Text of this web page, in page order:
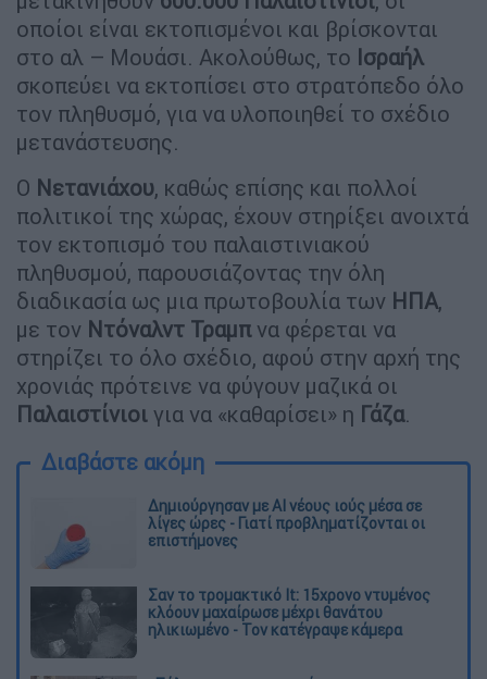
οποίοι είναι εκτοπισμένοι και βρίσκονται
στο αλ – Μουάσι. Ακολούθως, το Ισραήλ
σκοπεύει να εκτοπίσει στο στρατόπεδο όλο
τον πληθυσμό, για να υλοποιηθεί το σχέδιο
μετανάστευσης.
Ο Νετανιάχου, καθώς επίσης και πολλοί
πολιτικοί της χώρας, έχουν στηρίξει ανοιχτά
τον εκτοπισμό του παλαιστινιακού
πληθυσμού, παρουσιάζοντας την όλη
διαδικασία ως μια πρωτοβουλία των ΗΠΑ,
με τον Ντόναλντ Τραμπνα φέρεται να
στηρίζει το όλο σχέδιο, αφού στην αρχή της
χρονιάς πρότεινε να φύγουν μαζικά οι
Παλαιστίνιοι για να «καθαρίσει» η Γάζα.
Διαβάστε ακόμη
Δημιούργησαν με AI νέους ιούς μέσα σε
λίγες ώρες - Γιατί προβληματίζονται οι
επιστήμονες
Σαν το τρομακτικό It: 15χρονο ντυμένος
κλόουν μαχαίρωσε μέχρι θανάτου
ηλικιωμένο - Τον κατέγραψε κάμερα